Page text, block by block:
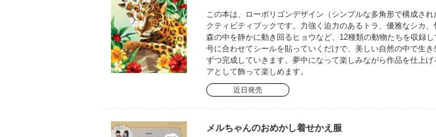
この本は、ローポリゴンデザイン（シンプルな多角形で構成さ
クティビティブックです。力強く迫力のあるトラ、優雅なシカ、
森の中を静かに動き回るヒョウなど、12種類の動物たちを収録
号に合わせてシールを貼っていくだけで、美しい自然の中で生
ずつ完成していきます。夢中になって楽しみながら作品を仕上
アとして飾って楽しめます。
近日発売
メルちゃんのおめかし着せかえ服